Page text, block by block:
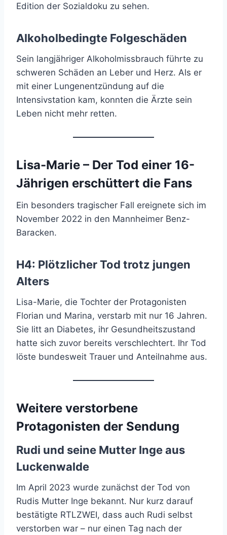
Edition der Sozialdoku zu sehen.
Alkoholbedingte Folgeschäden
Sein langjähriger Alkoholmissbrauch führte zu
schweren Schäden an Leber und Herz. Als er
mit einer Lungenentzündung auf die
Intensivstation kam, konnten die Ärzte sein
Leben nicht mehr retten.
Lisa-Marie – Der Tod einer 16-
Jährigen erschüttert die Fans
Ein besonders tragischer Fall ereignete sich im
November 2022 in den Mannheimer Benz-
Baracken.
H4: Plötzlicher Tod trotz jungen
Alters
Lisa-Marie, die Tochter der Protagonisten
Florian und Marina, verstarb mit nur 16 Jahren.
Sie litt an Diabetes, ihr Gesundheitszustand
hatte sich zuvor bereits verschlechtert. Ihr Tod
löste bundesweit Trauer und Anteilnahme aus.
Weitere verstorbene
Protagonisten der Sendung
Rudi und seine Mutter Inge aus
Luckenwalde
Im April 2023 wurde zunächst der Tod von
Rudis Mutter Inge bekannt. Nur kurz darauf
bestätigte RTLZWEI, dass auch Rudi selbst
verstorben war – nur einen Tag nach der